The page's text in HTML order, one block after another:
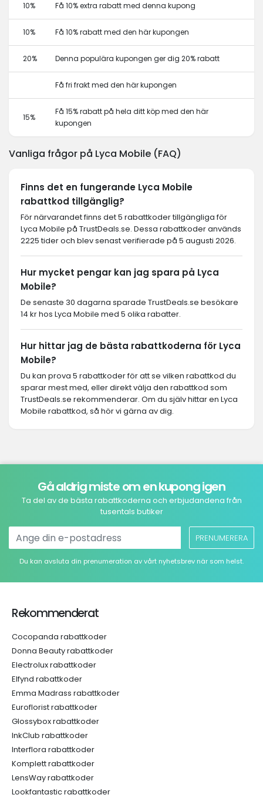
10% Få 10% extra rabatt med denna kupong
10% Få 10% rabatt med den här kupongen
20% Denna populära kupongen ger dig 20% rabatt
Få fri frakt med den här kupongen
15%
Få 15% rabatt på hela ditt köp med den här
kupongen
Vanliga frågor på Lyca Mobile (FAQ)
Finns det en fungerande Lyca Mobile
rabattkod tillgänglig?
För närvarandet finns det 5 rabattkoder tillgängliga för
Lyca Mobile på TrustDeals.se. Dessa rabattkoder används
2225 tider och blev senast verifierade på 5 augusti 2026.
Hur mycket pengar kan jag spara på Lyca
Mobile?
De senaste 30 dagarna sparade TrustDeals.se besökare
14 kr hos Lyca Mobile med 5 olika rabatter.
Hur hittar jag de bästa rabattkoderna för Lyca
Mobile?
Du kan prova 5 rabattkoder för att se vilken rabattkod du
sparar mest med, eller direkt välja den rabattkod som
TrustDeals.se rekommenderar. Om du själv hittar en Lyca
Mobile rabattkod, så hör vi gärna av dig.
Gå aldrig miste om en kupong igen
Ta del av de bästa rabattkoderna och erbjudandena från
tusentals butiker
PRENUMERERA
Du kan avsluta din prenumeration av vårt nyhetsbrev när som helst.
Rekommenderat
Cocopanda rabattkoder
Donna Beauty rabattkoder
Electrolux rabattkoder
Elfynd rabattkoder
Emma Madrass rabattkoder
Euroflorist rabattkoder
Glossybox rabattkoder
InkClub rabattkoder
Interflora rabattkoder
Komplett rabattkoder
LensWay rabattkoder
Lookfantastic rabattkoder